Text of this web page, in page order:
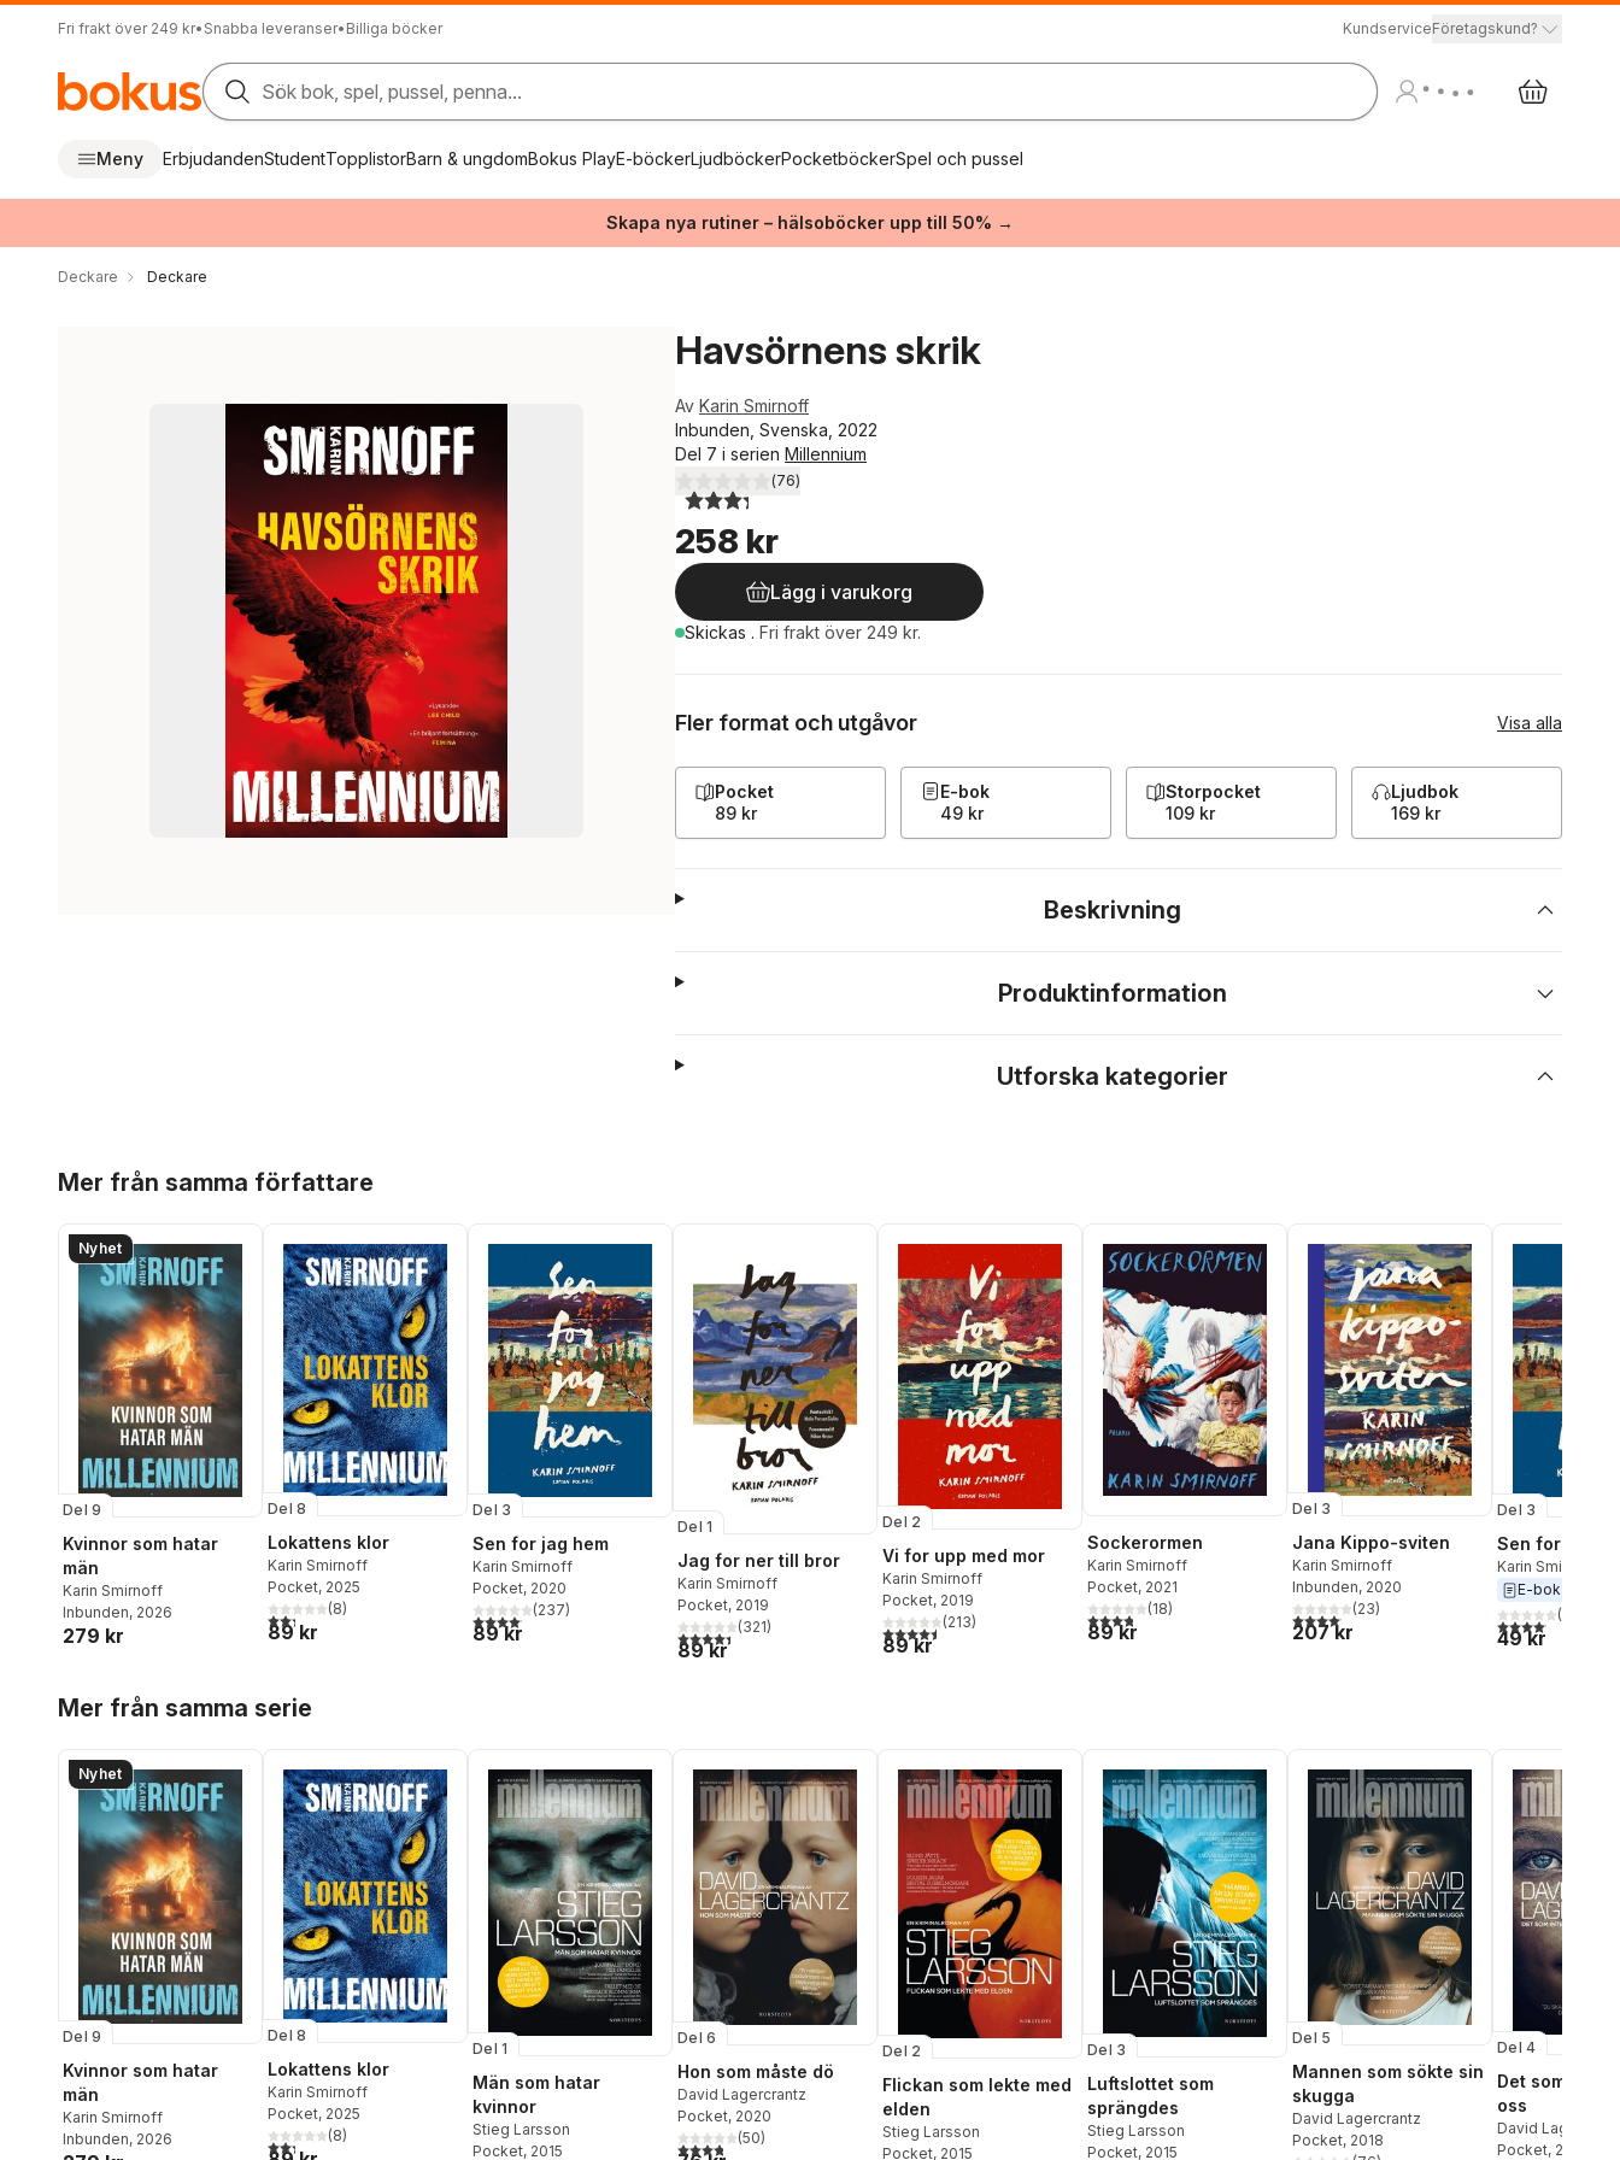
Fri frakt över 249 kr• Snabba leveranser• Billiga böcker KundserviceFöretagskund?
Sök bok, spel, pussel, penna...
Meny ErbjudandenStudentTopplistorBarn & ungdomBokus PlayE-böckerLjudböckerPocketböckerSpel och pussel
Skapa nya rutiner – hälsoböcker upp till 50% →
Deckare Deckare
Havsörnens skrik
Av Karin Smirnoff
Inbunden, Svenska, 2022
Del 7 i serien Millennium
3,3utav 5 stjärnor. Totalt antal röster:
(76)
258 kr
Lägg i varukorg
Skickas . Fri frakt över 249 kr.
Fler format och utgåvor Visa alla
Pocket
89 kr
E-bok
49 kr
Storpocket
109 kr
Ljudbok
169 kr
Beskrivning
Produktinformation
Utforska kategorier
Mer från samma författare
Nyhet
Del 9
Kvinnor som hatar
män
Karin Smirnoff
Inbunden, 2026
279 kr
Del 8
Lokattens klor
Karin Smirnoff
Pocket, 2025
2,3utav 5 stjärnor. Totalt antal röster:
(8)
89 kr
Del 3
Sen for jag hem
Karin Smirnoff
Pocket, 2020
4,1utav 5 stjärnor. Totalt antal röster:
(237)
89 kr
Del 1
Jag for ner till bror
Karin Smirnoff
Pocket, 2019
4,4utav 5 stjärnor. Totalt antal röster:
(321)
89 kr
Del 2
Vi for upp med mor
Karin Smirnoff
Pocket, 2019
4,5utav 5 stjärnor. Totalt antal röster:
(213)
89 kr
Sockerormen
Karin Smirnoff
Pocket, 2021
3,8utav 5 stjärnor. Totalt antal röster:
(18)
89 kr
Del 3
Jana Kippo-sviten
Karin Smirnoff
Inbunden, 2020
4,1utav 5 stjärnor. Totalt antal röster:
(23)
207 kr
Del 3
Sen for jag
Karin Smirnoff
E-bok
4,1utav 5(
49 kr
Mer från samma serie
Nyhet
Del 9
Kvinnor som hatar
män
Karin Smirnoff
Inbunden, 2026
Del 8
Lokattens klor
Karin Smirnoff
Pocket, 2025
2,3utav 5 stjärnor. Totalt antal röster:
(8)
Del 1
Män som hatar
kvinnor
Stieg Larsson
Pocket, 2015
Del 6
Hon som måste dö
David Lagercrantz
Pocket, 2020
3,8utav 5 stjärnor. Totalt antal röster:
(50)
Del 2
Flickan som lekte med
elden
Stieg Larsson
Pocket, 2015
Del 3
Luftslottet som
sprängdes
Stieg Larsson
Pocket, 2015
Del 5
Mannen som sökte sin
skugga
David Lagercrantz
Pocket, 2018
Del 4
Det som inte
oss
David
Pocket, 2016